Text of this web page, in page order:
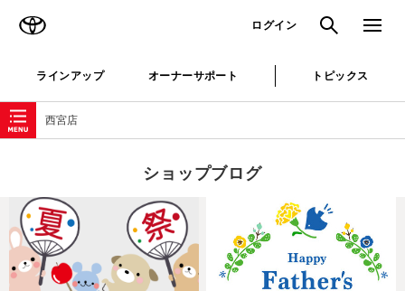
ログイン 検索 メニュ
ラインアップ オーナーサポート トピックス
西宮店
ショップブログ